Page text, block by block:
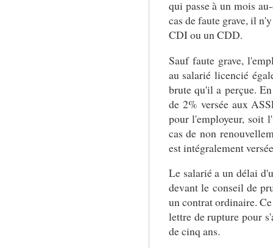
qui passe à un mois
cas de faute grave, il
CDI ou un CDD.
Sauf faute grave,
au salarié licencié
brute qu'il a perçue.
de 2% versée aux
pour l'employeur, soit
cas de non
est intégralement
Le salarié a un délai
devant le conseil de
un contrat ordinaire.
lettre de rupture pour
de cinq ans.